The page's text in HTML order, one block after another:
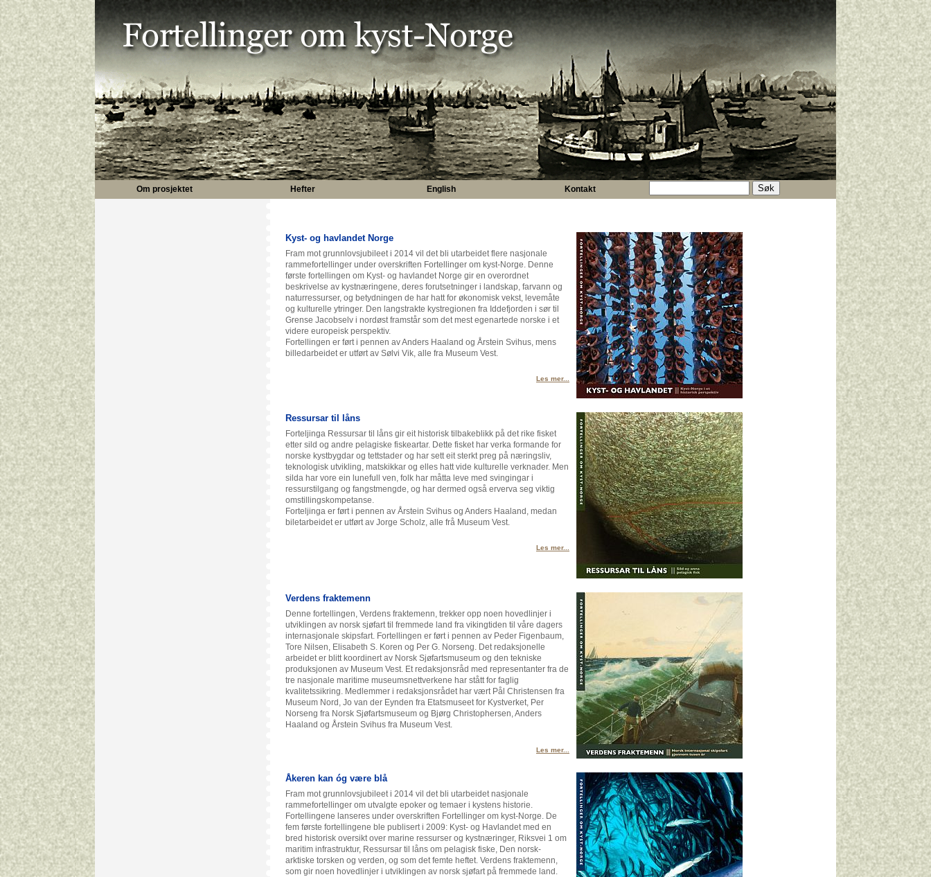
Om prosjektet Hefter English Kontakt
Kyst- og havlandet Norge
Fram mot grunnlovsjubileet i 2014 vil det bli utarbeidet flere nasjonale
rammefortellinger under overskriften Fortellinger om kyst-Norge. Denne
første fortellingen om Kyst- og havlandet Norge gir en overordnet
beskrivelse av kystnæringene, deres forutsetninger i landskap, farvann og
naturressurser, og betydningen de har hatt for økonomisk vekst, levemåte
og kulturelle ytringer. Den langstrakte kystregionen fra Iddefjorden i sør til
Grense Jacobselv i nordøst framstår som det mest egenartede norske i et
videre europeisk perspektiv.
Fortellingen er ført i pennen av Anders Haaland og Årstein Svihus, mens
billedarbeidet er utført av Sølvi Vik, alle fra Museum Vest.
Les mer...
Ressursar til låns
Forteljinga Ressursar til låns gir eit historisk tilbakeblikk på det rike fisket
etter sild og andre pelagiske fiskeartar. Dette fisket har verka formande for
norske kystbygdar og tettstader og har sett eit sterkt preg på næringsliv,
teknologisk utvikling, matskikkar og elles hatt vide kulturelle verknader. Men
silda har vore ein lunefull ven, folk har måtta leve med svingingar i
ressurstilgang og fangstmengde, og har dermed også erverva seg viktig
omstillingskompetanse.
Forteljinga er ført i pennen av Årstein Svihus og Anders Haaland, medan
biletarbeidet er utført av Jorge Scholz, alle frå Museum Vest.
Les mer...
Verdens fraktemenn
Denne fortellingen, Verdens fraktemenn, trekker opp noen hovedlinjer i
utviklingen av norsk sjøfart til fremmede land fra vikingtiden til våre dagers
internasjonale skipsfart. Fortellingen er ført i pennen av Peder Figenbaum,
Tore Nilsen, Elisabeth S. Koren og Per G. Norseng. Det redaksjonelle
arbeidet er blitt koordinert av Norsk Sjøfartsmuseum og den tekniske
produksjonen av Museum Vest. Et redaksjonsråd med representanter fra de
tre nasjonale maritime museumsnettverkene har stått for faglig
kvalitetssikring. Medlemmer i redaksjonsrådet har vært Pål Christensen fra
Museum Nord, Jo van der Eynden fra Etatsmuseet for Kystverket, Per
Norseng fra Norsk Sjøfartsmuseum og Bjørg Christophersen, Anders
Haaland og Årstein Svihus fra Museum Vest.
Les mer...
Åkeren kan óg være blå
Fram mot grunnlovsjubileet i 2014 vil det bli utarbeidet nasjonale
rammefortellinger om utvalgte epoker og temaer i kystens historie.
Fortellingene lanseres under overskriften Fortellinger om kyst-Norge. De
fem første fortellingene ble publisert i 2009: Kyst- og Havlandet med en
bred historisk oversikt over marine ressurser og kystnæringer, Riksvei 1 om
maritim infrastruktur, Ressursar til låns om pelagisk fiske, Den norsk-
arktiske torsken og verden, og som det femte heftet. Verdens fraktemenn,
som gir noen hovedlinjer i utviklingen av norsk sjøfart på fremmede land.